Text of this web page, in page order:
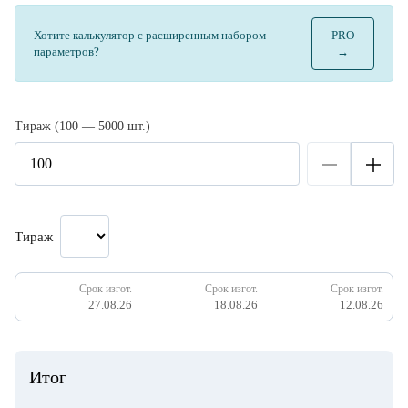
Хотите калькулятор с расширенным набором
параметров?
PRO
→
Тираж (100 — 5000 шт.)
Тираж
Срок изгот.
27.08.26
Срок изгот.
18.08.26
Срок изгот.
12.08.26
Итог